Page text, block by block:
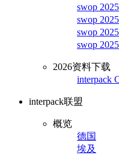
swop
swop
swop
swop
2026资料下载
interpack
interpack联盟
概览
德国
埃及